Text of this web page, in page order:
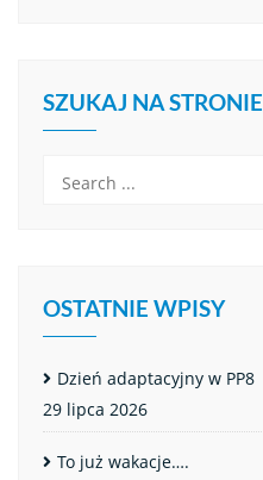
SZUKAJ NA STRONIE
OSTATNIE WPISY
Dzień adaptacyjny w PP8
29 lipca 2026
To już wakacje….